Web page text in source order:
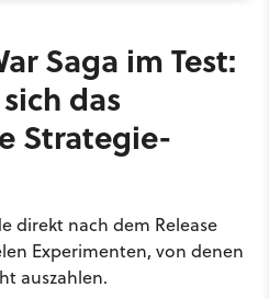
Saga im Test:
das
Strategie-
direkt nach dem Release
Experimenten, von denen
auszahlen.